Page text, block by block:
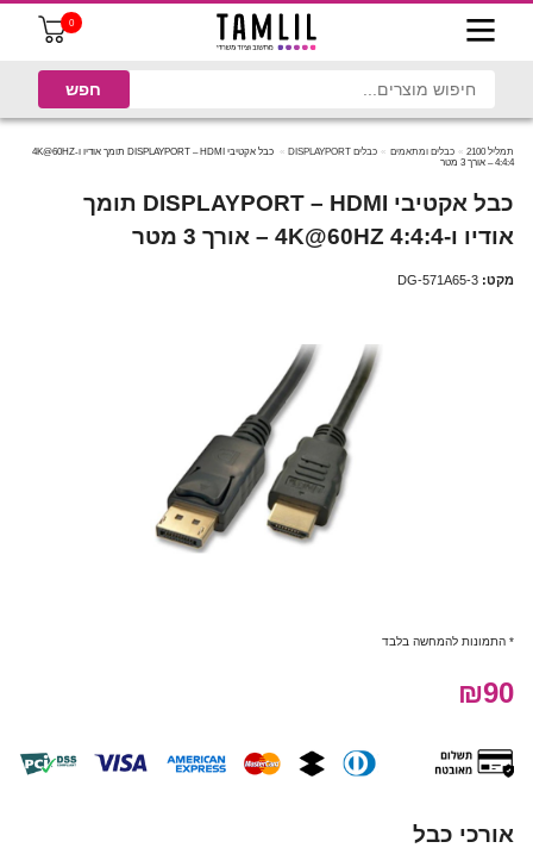
0
תמליל 2100 כבלים ומתאמים כבלים DISPLAYPORT
כבל אקטיבי DISPLAYPORT – HDMI תומך אודיו ו-4K@60HZ
4:4:4 – אורך 3 מטר
כבל אקטיבי DISPLAYPORT – HDMI תומך
אודיו ו-4K@60HZ 4:4:4 – אורך 3 מטר
מקט: DG-571A65-3
* התמונות להמחשה בלבד
₪90
אורכי כבל